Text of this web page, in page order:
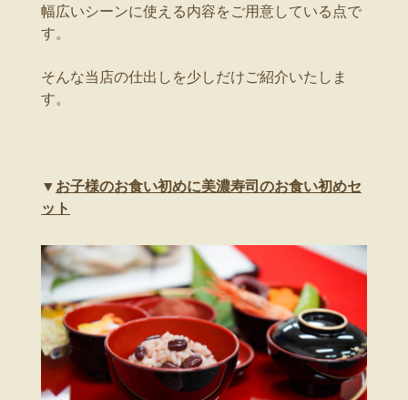
幅広いシーンに使える内容をご用意している点で
す。
そんな当店の仕出しを少しだけご紹介いたしま
す。
▼ お子様のお食い初めに美濃寿司のお食い初めセ
ット